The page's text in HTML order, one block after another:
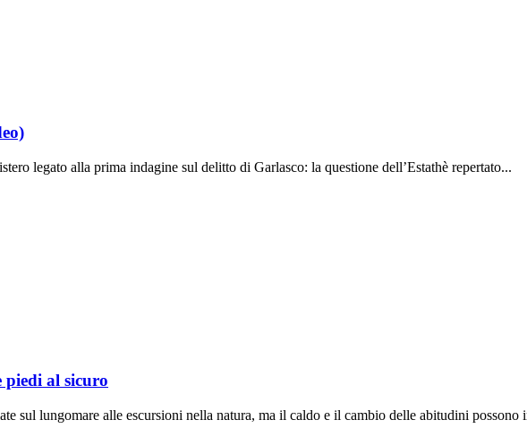
legato alla prima indagine sul delitto di Garlasco: la questione dell’Estathè repertato...
piedi al sicuro
sul lungomare alle escursioni nella natura, ma il caldo e il cambio delle abitudini